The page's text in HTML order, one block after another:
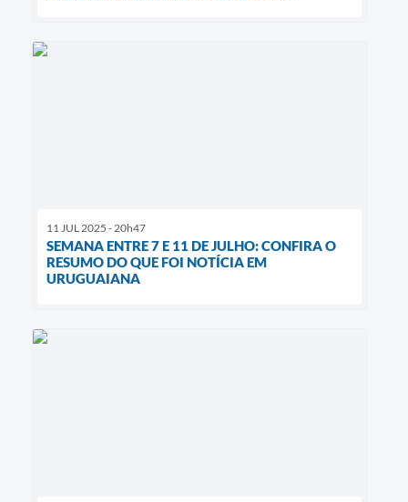
11 JUL 2025 - 20h47
SEMANA ENTRE 7 E 11 DE JULHO: CONFIRA O
RESUMO DO QUE FOI NOTÍCIA EM
URUGUAIANA